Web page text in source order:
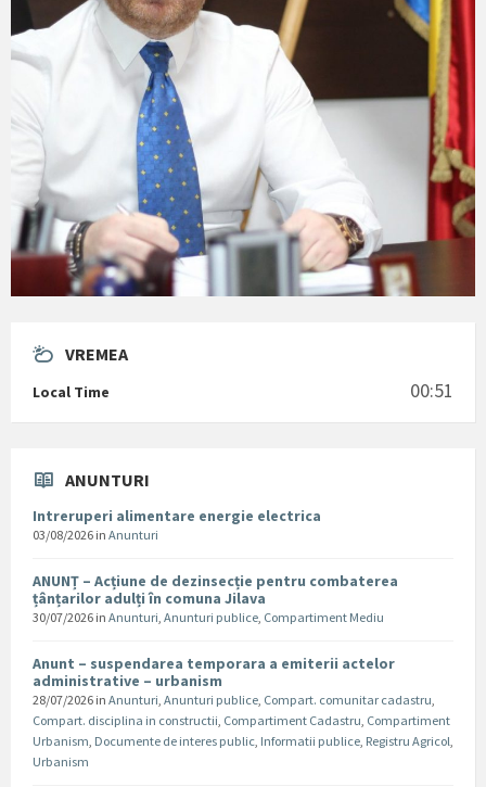
VREMEA
Local Time 00:51
ANUNTURI
Intreruperi alimentare energie electrica
03/08/2026 in Anunturi
ANUNȚ – Acțiune de dezinsecție pentru combaterea
țânțarilor adulți în comuna Jilava
30/07/2026 in Anunturi, Anunturi publice, Compartiment Mediu
Anunt – suspendarea temporara a emiterii actelor
administrative – urbanism
28/07/2026 in Anunturi, Anunturi publice, Compart. comunitar cadastru,
Compart. disciplina in constructii, Compartiment Cadastru, Compartiment
Urbanism, Documente de interes public, Informatii publice, Registru Agricol,
Urbanism